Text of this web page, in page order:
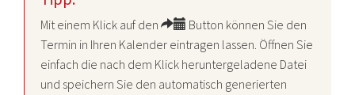
Mit einem Klick auf den
Button können Sie den
Termin in Ihren Kalender eintragen lassen. Öffnen Sie
einfach die nach dem Klick heruntergeladene Datei
und speichern Sie den automatisch generierten